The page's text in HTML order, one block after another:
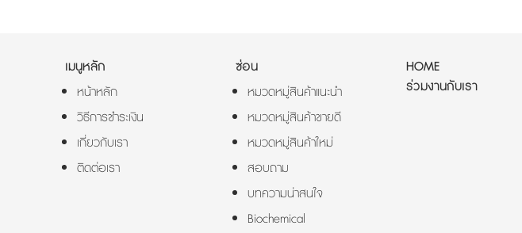
เมนูหลัก
หน้าหลัก
วิธีการชำระเงิน
เกี่ยวกับเรา
ติดต่อเรา
ซ่อน
หมวดหมู่สินค้าแนะนำ
หมวดหมู่สินค้าขายดี
หมวดหมู่สินค้าใหม่
สอบถาม
บทความน่าสนใจ
Biochemical
HOME
ร่วมงานกับเรา